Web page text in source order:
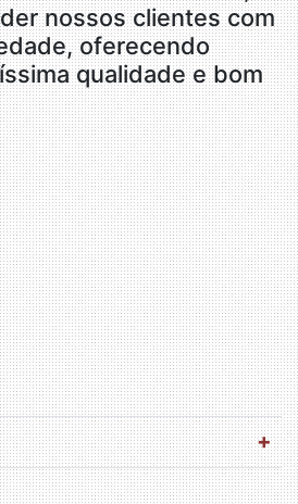
nossos clientes com
oferecendo
qualidade e bom